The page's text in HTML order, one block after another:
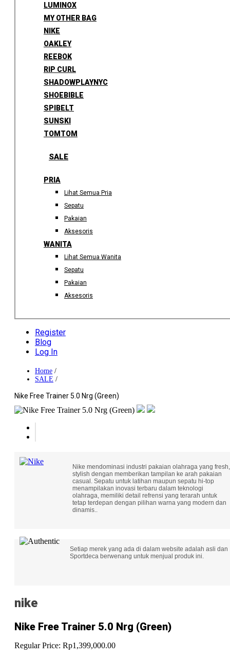
LUMINOX
MY OTHER BAG
NIKE
OAKLEY
REEBOK
RIP CURL
SHADOWPLAYNYC
SHOEBIBLE
SPIBELT
SUNSKI
TOMTOM
SALE
PRIA
Lihat Semua Pria
Sepatu
Pakaian
Aksesoris
WANITA
Lihat Semua Wanita
Sepatu
Pakaian
Aksesoris
Register
Blog
Log In
Home /
SALE /
Nike Free Trainer 5.0 Nrg (Green)
Nike mendominasi industri pakaian olahraga yang fresh,
stylish dengan memberikan tampilan ke arah pakaian
casual. Sepatu untuk latihan maupun sepatu hi-top
menampilakan inovasi terbaru dalam teknologi
olahraga, memiliki detail refrensi yang terarah untuk
tetap terdepan dengan pilihan warna yang modern dan
dinamis..
Setiap merek yang ada di dalam website adalah asli dan
Sportdeca berwenang untuk menjual produk ini.
nike
Nike Free Trainer 5.0 Nrg (Green)
Regular Price: Rp1,399,000.00